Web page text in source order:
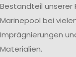
Bestandteil unserer
Marinepool bei
Imprägnierungen
Materialien.